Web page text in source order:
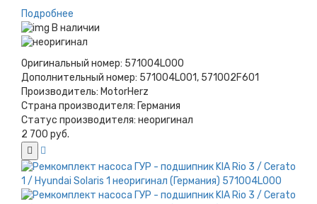
Подробнее
В наличии
Оригинальный номер: 571004L000
Дополнительный номер: 571004L001, 571002F601
Производитель: MotorHerz
Страна производителя: Германия
Статус производителя: неоригинал
2 700 руб.